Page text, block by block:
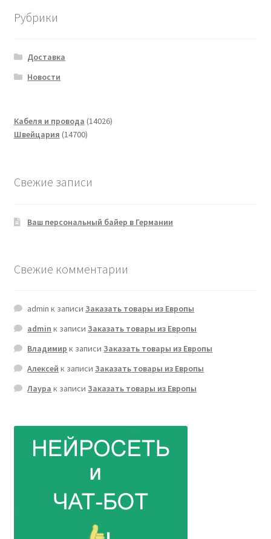
Рубрики
Доставка
Новости
Кабеля и провода 1402614026
Швейцария 1470014700
Свежие записи
Ваш персональный байер в Германии
Свежие комментарии
admin к записиЗаказать товары из Европы
admin к записиЗаказать товары из Европы
Владимир к записиЗаказать товары из Европы
Алексей к записиЗаказать товары из Европы
Лаура к записиЗаказать товары из Европы